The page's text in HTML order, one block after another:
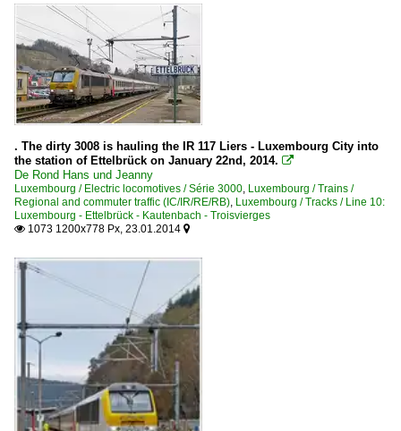
. The dirty 3008 is hauling the IR 117 Liers - Luxembourg City into
the station of Ettelbrück on January 22nd, 2014. 
De Rond Hans und Jeanny
Luxembourg / Electric locomotives / Série 3000, Luxembourg / Trains /
Regional and commuter traffic (IC/IR/RE/RB), Luxembourg / Tracks / Line 10:
Luxembourg - Ettelbrück - Kautenbach - Troisvierges
 1073 1200x778 Px, 23.01.2014 